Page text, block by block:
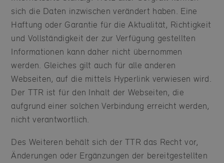
sich die Daten inzwischen verändert haben. Eine
Haftung oder Garantie für die Aktualität, Richtigkeit
und Vollständigkeit der zur Verfügung gestellten
Informationen kann daher nicht übernommen
werden. Gleiches gilt auch für alle anderen
Webseiten, auf die mittels Hyperlink verwiesen wird.
Der TTR ist für den Inhalt der Webseiten, die
aufgrund einer solchen Verbindung erreicht werden,
nicht verantwortlich.
Des Weiteren behält sich der TTR das Recht vor,
Änderungen oder Ergänzungen der bereitgestellten